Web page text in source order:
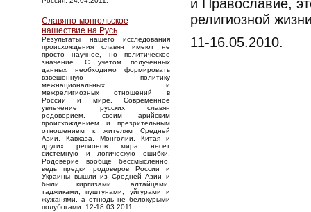
Славяно-монгольское
нашествие на Русь
Результаты нашего исследования
происхождения славян имеют не
просто научное, но политическое
значение. С учетом полученных
данных необходимо формировать
взвешенную политику
межнациональных и
межрелигиозных отношений в
России и мире. Современное
увлечение русских славян
родоверием, своим арийским
происхождением и презрительным
отношением к жителям Средней
Азии, Кавказа, Монголии, Китая и
других регионов мира несет
системную и логическую ошибки.
Родоверие вообще бессмысленно,
ведь предки родоверов России и
Украины вышли из Средней Азии и
были киргизами, алтайцами,
таджиками, пуштунами, уйгурами и
жужанями, а отнюдь не белокурыми
полубогами. 12-18.03.2011.
и Православие,
религиозной
11-16.05.2010.